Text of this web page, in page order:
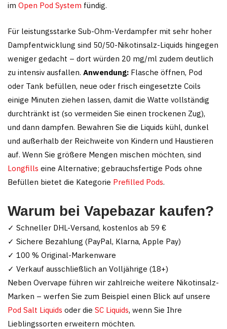
im Open Pod System fündig.
Für leistungsstarke Sub-Ohm-Verdampfer mit sehr hoher
Dampfentwicklung sind 50/50-Nikotinsalz-Liquids hingegen
weniger gedacht – dort würden 20 mg/ml zudem deutlich
zu intensiv ausfallen. Anwendung: Flasche öffnen, Pod
oder Tank befüllen, neue oder frisch eingesetzte Coils
einige Minuten ziehen lassen, damit die Watte vollständig
durchtränkt ist (so vermeiden Sie einen trockenen Zug),
und dann dampfen. Bewahren Sie die Liquids kühl, dunkel
und außerhalb der Reichweite von Kindern und Haustieren
auf. Wenn Sie größere Mengen mischen möchten, sind
Longfills eine Alternative; gebrauchsfertige Pods ohne
Befüllen bietet die Kategorie Prefilled Pods.
Warum bei Vapebazar kaufen?
✓ Schneller DHL-Versand, kostenlos ab 59 €
✓ Sichere Bezahlung (PayPal, Klarna, Apple Pay)
✓ 100 % Original-Markenware
✓ Verkauf ausschließlich an Volljährige (18+)
Neben Overvape führen wir zahlreiche weitere Nikotinsalz-
Marken – werfen Sie zum Beispiel einen Blick auf unsere
Pod Salt Liquids oder die SC Liquids, wenn Sie Ihre
Lieblingssorten erweitern möchten.